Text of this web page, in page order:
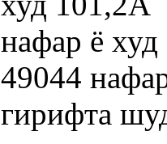
нафар ё
49044
гирифта